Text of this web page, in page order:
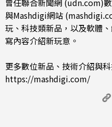
曾任聯合新聞網 (udn.com)
與Mashdigi網站
玩、科技類新品，以及軟體
寫內容介紹新玩意。
更多數位新品、技術介紹與
https://mashdigi.com/